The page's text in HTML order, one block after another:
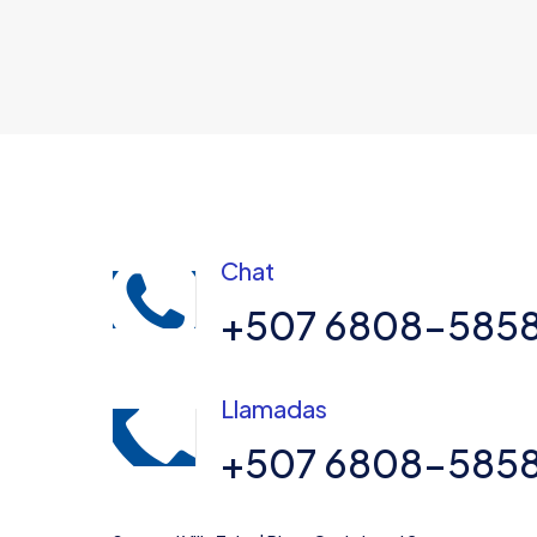
Chat
+507 6808-
Llamadas
+507 6808-